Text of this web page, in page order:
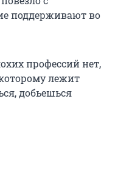
поддерживают во
профессий нет,
лежит
добьешься